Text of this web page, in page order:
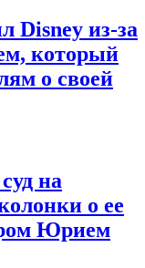
Disney из-за
который
о своей
на
о ее
Юрием